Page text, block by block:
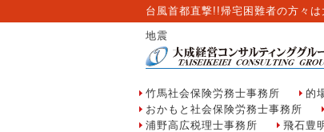
台風首都直撃!!帰宅困難者の方々
地震
竹馬社会保険労務士事務所 的
おかもと社会保険労務士事務所
浦野高広税理士事務所
飛石豊